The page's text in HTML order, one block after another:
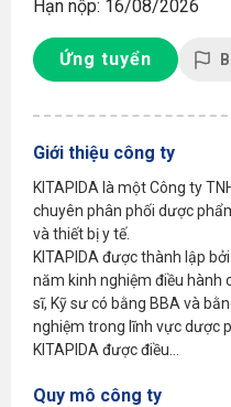
Hạn nộp: 16/08/2026
Ứng tuyển
Giới thiệu công ty
KITAPIDA là một Công ty
chuyên phân phối dược
và thiết bị y tế.
KITAPIDA được thành lập
năm kinh nghiệm điều hành
sĩ, Kỹ sư có bằng BBA và
nghiệm trong lĩnh vực dược
KITAPIDA được điều...
Quy mô công ty